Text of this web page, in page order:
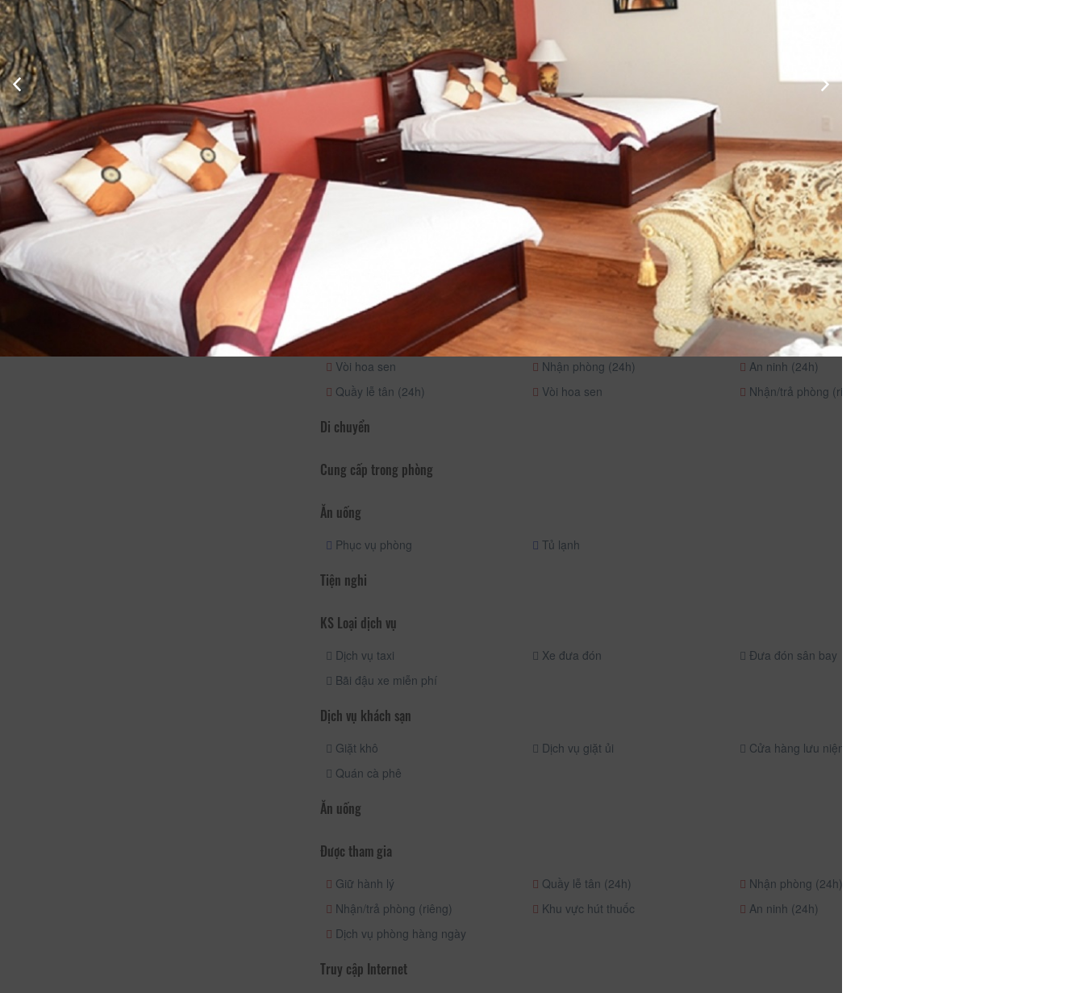
Xem thông tin phòng
Thông Tin Chi Tiết Của Cá Heo (Dolphin)
Mô tả
Villa Dolphin tọa lạc trên một triền đồi mang đậm nét đặc trưng của Thành Phố Đà Lạt với tầm nhìn tuyệt đẹp ra thành phố và
những đồi thông thơ mộng, cách trung tâm Đà Lạt 4 Km. Gần với các điểm tham quan hấp dẫn như Thung lũng Tình Yêu, Đồi
Mộng Mơ, XQ Sử Quán, Thiền Viện Vạn Hạnh... Với vị trí đẹp, không gian yên tĩnh, phòng nghỉ cao cấp và đầy đủ tiện nghi, với đội
ngũ nhân viên chuyên nghiệp, nhiệt tình. Đến với Villa Dolphin Quý khách sẽ được tận hưởng không gian khác biệt của lối kiến trúc
sang trọng mang đậm phong cách kiến trúc cổ điển kiểu Pháp cùng những điểm nhấn Á Đông tạo nên phong cách hài hoà, lãng
mạn.
Hoạt động và Thư giãn
Được tham gia
Vòi hoa sen Nhận phòng (24h)
An ninh (24h)
Quầy lễ tân (24h)
Vòi hoa sen Nhận/trả phòng (riêng)
Di chuyển
Cung cấp trong phòng
Ăn uống
Phục vụ phòng Tủ lạnh
Tiện nghi
KS Loại dịch vụ
Dịch vụ taxi Xe đưa đón
Đưa đón sân bay
Bãi đậu xe miễn phí
Dịch vụ khách sạn
Giặt khô Dịch vụ giặt ủi
Cửa hàng lưu niệm
Quán cà phê
Ăn uống
Được tham gia
Giữ hành lý Quầy lễ tân (24h)
Nhận phòng (24h)
Nhận/trả phòng (riêng)
Khu vực hút thuốc
An ninh (24h)
Dịch vụ phòng hàng ngày
Truy cập Internet